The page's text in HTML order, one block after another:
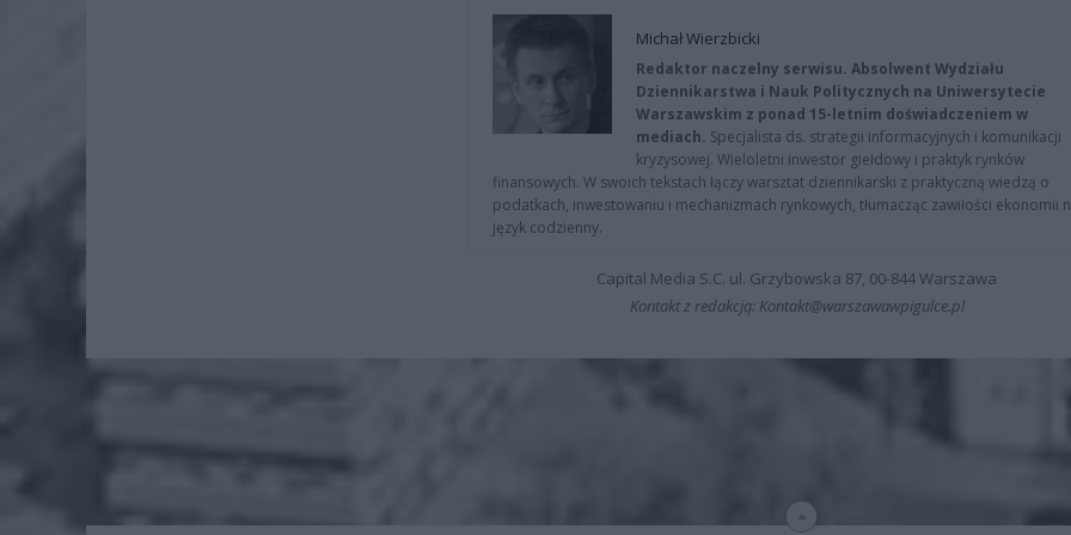
Michał Wierzbicki
Redaktor naczelny serwisu. Absolwent Wydziału
Dziennikarstwa i Nauk Politycznych na Uniwersytecie
Warszawskim z ponad 15-letnim doświadczeniem w
mediach. Specjalista ds. strategii informacyjnych i komunikacji
kryzysowej. Wieloletni inwestor giełdowy i praktyk rynków
finansowych. W swoich tekstach łączy warsztat dziennikarski z praktyczną wiedzą o
podatkach, inwestowaniu i mechanizmach rynkowych, tłumacząc zawiłości ekonomii
język codzienny.
Capital Media S.C. ul. Grzybowska 87, 00-844 Warszawa
Kontakt z redakcją: Kontakt@warszawawpigulce.pl